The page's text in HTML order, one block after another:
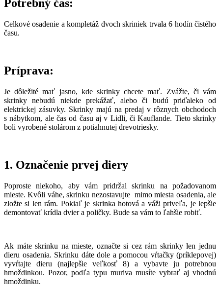
Potrebný čas:
Celkové osadenie a kompletáž dvoch skriniek trvala 6 hodín čistého
času.
Príprava:
Je dôležité mať jasno, kde skrinky chcete mať. Zvážte, či vám
skrinky nebudú niekde prekážať, alebo či budú priďaleko od
elektrickej zásuvky. Skrinky majú na predaj v rôznych obchodoch
s nábytkom, ale čas od času aj v Lidli, či Kauflande. Tieto skrinky
boli vyrobené stolárom z potiahnutej drevotriesky.
1. Označenie prvej diery
Poproste niekoho, aby vám pridržal skrinku na požadovanom
mieste. Kvôli váhe, skrinku nezostavujte mimo miesta osadenia, ale
zložte si len rám. Pokiaľ je skrinka hotová a váži priveľa, je lepšie
demontovať krídla dvier a poličky. Bude sa vám to ľahšie robiť.
Ak máte skrinku na mieste, označte si cez rám skrinky len jednu
dieru osadenia. Skrinku dáte dole a pomocou vŕtačky (príklepovej)
vyvŕtajte dieru (najlepšie veľkosť 8) a vybavte ju potrebnou
hmoždinkou. Pozor, podľa typu muriva musíte vybrať aj vhodnú
hmoždinku.